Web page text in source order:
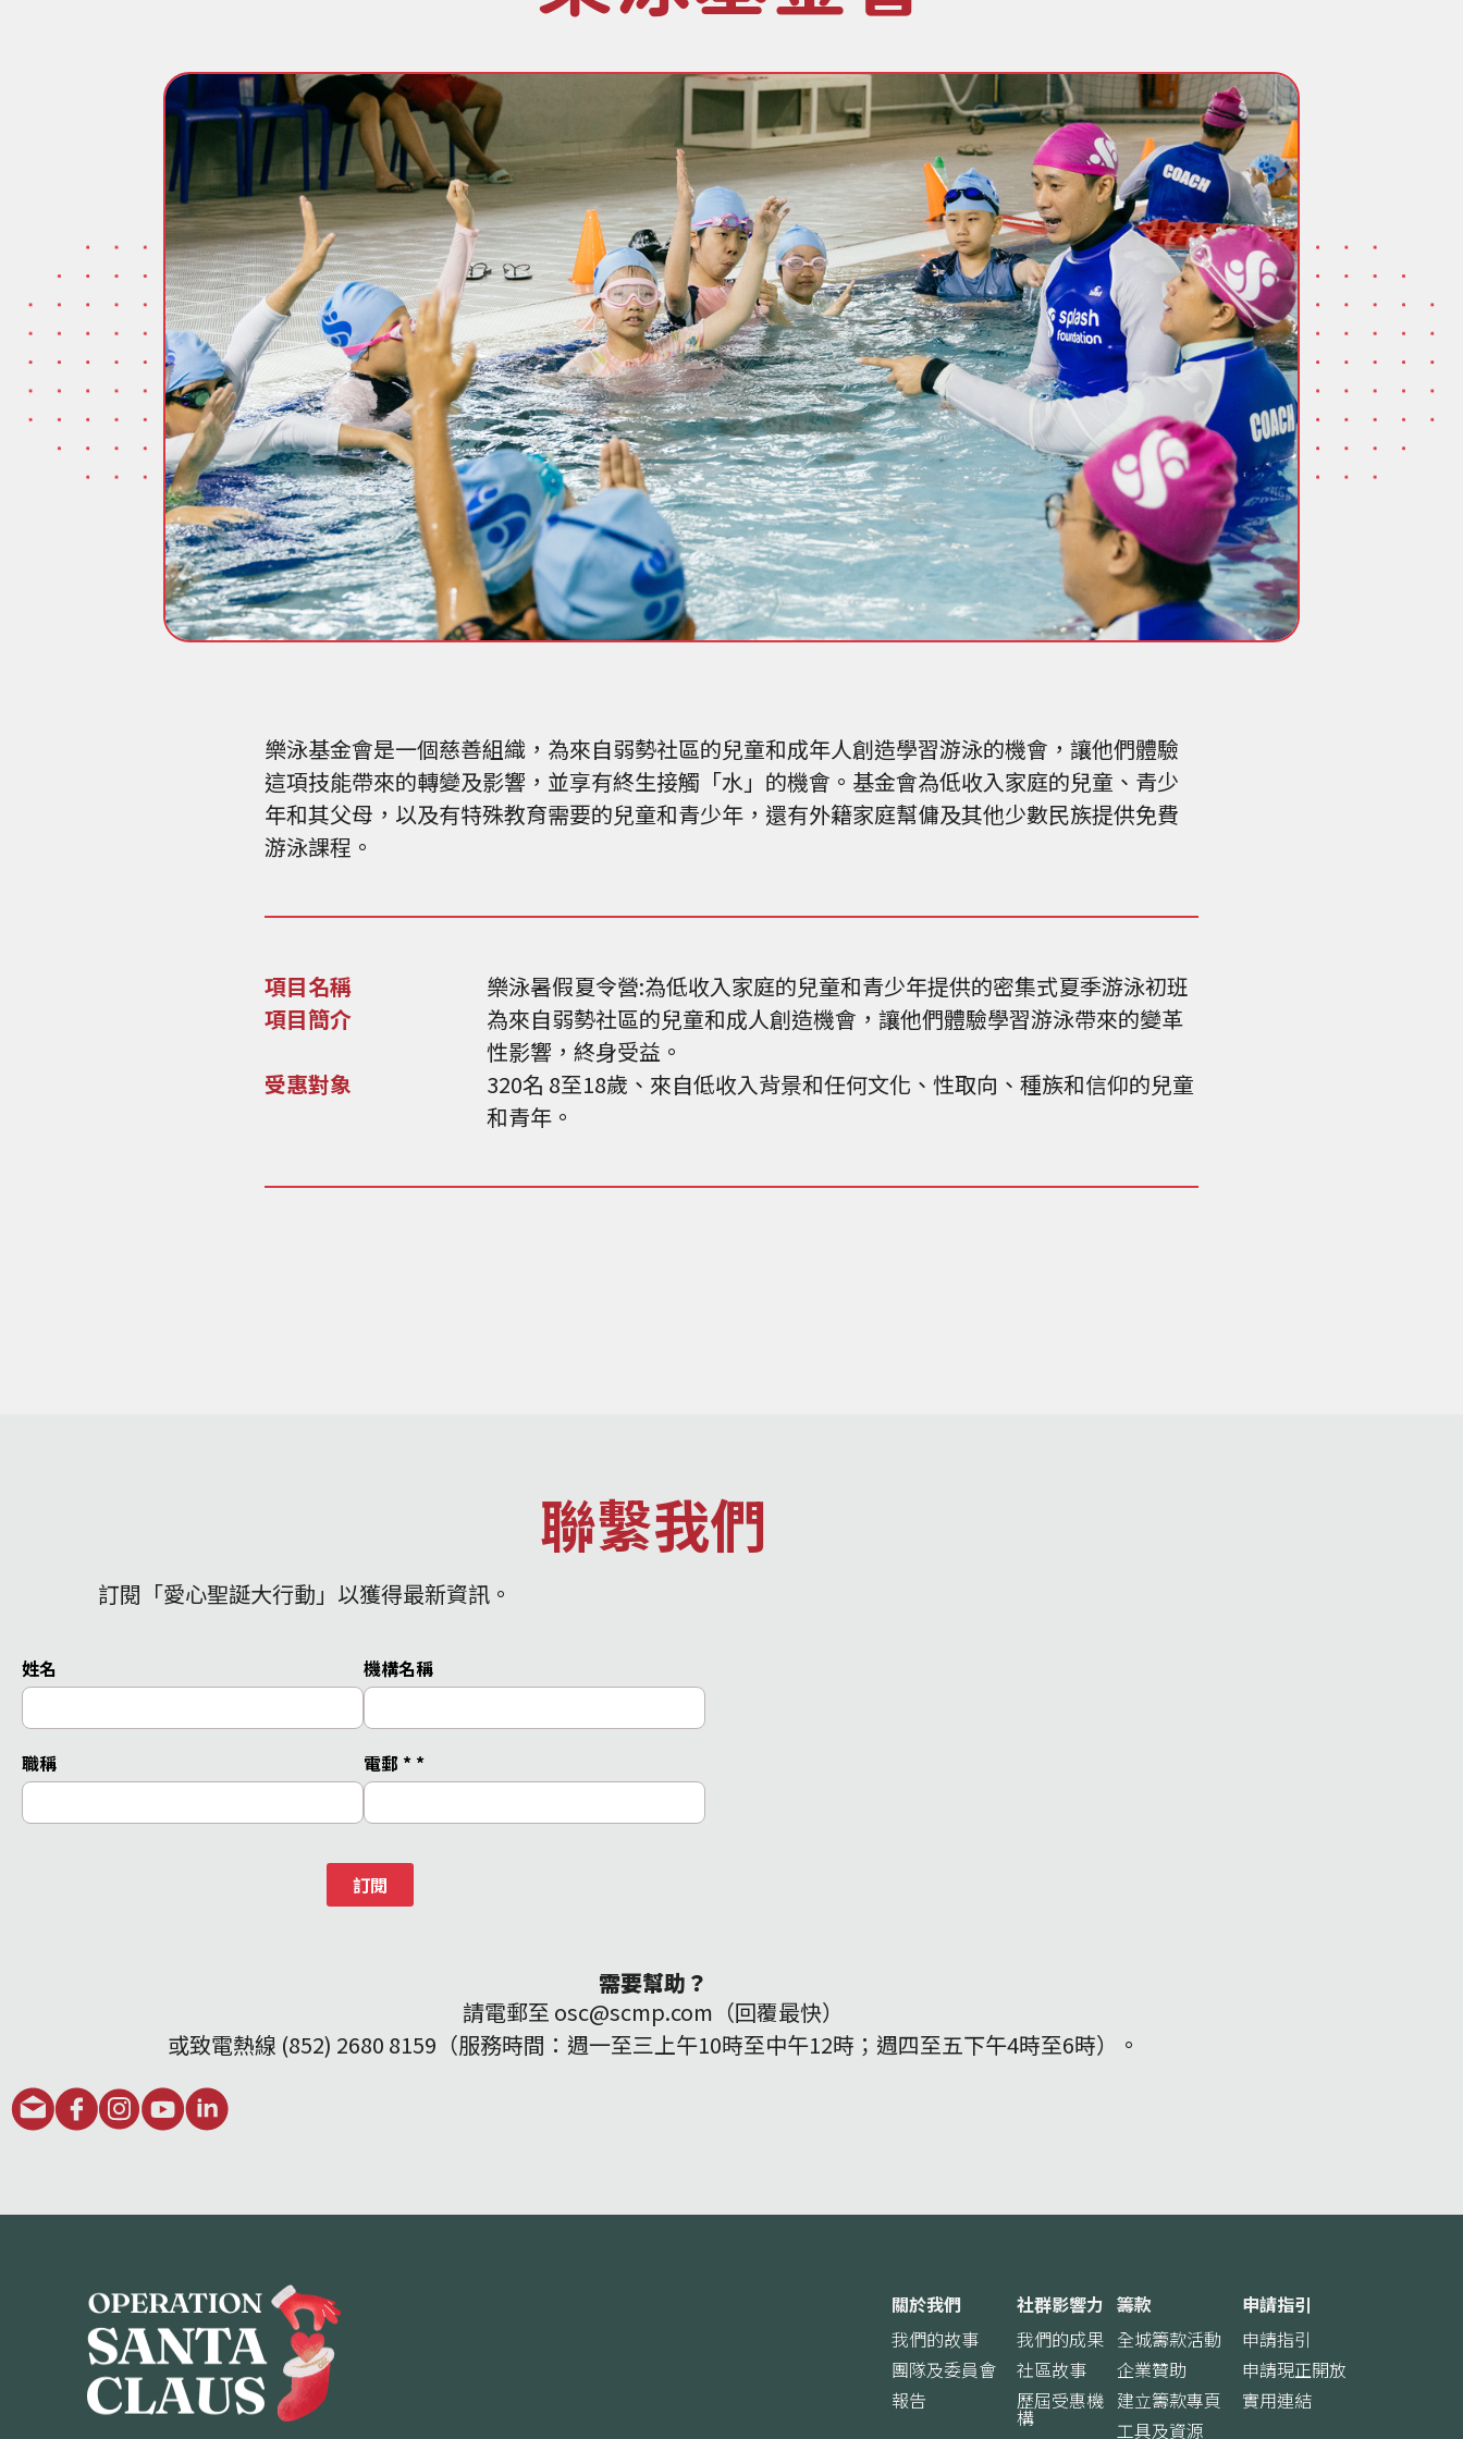
樂泳基金會是一個慈善組織，為來自弱勢社區的兒童和成年人創造學習游泳的機會，讓他們體驗
這項技能帶來的轉變及影響，並享有終生接觸「水」的機會。基金會為低收入家庭的兒童、青少
年和其父母，以及有特殊教育需要的兒童和青少年，還有外籍家庭幫傭及其他少數民族提供免費
游泳課程。
項目名稱
樂泳暑假夏令營:為低收入家庭的兒童和青少年提供的密集式夏季游泳初班
項目簡介
為來自弱勢社區的兒童和成人創造機會，讓他們體驗學習游泳帶來的變革
性影響，終身受益。
受惠對象
320名 8至18歲、來自低收入背景和任何文化、性取向、種族和信仰的兒童
和青年。
聯繫我們
訂閱「愛心聖誕大行動」以獲得最新資訊。
姓名 機構名稱
職稱 電郵 * *
訂閱
需要幫助？
請電郵至 osc@scmp.com（回覆最快）
或致電熱線 (852) 2680 8159（服務時間：週一至三上午10時至中午12時；週四至五下午4時至6時）。
關於我們
我們的故事
團隊及委員會
報告
社群影響力
我們的成果
社區故事
歷屆受惠機
構
籌款
全城籌款活動
企業贊助
建立籌款專頁
工具及資源
申請指引
申請指引
申請現正開放
實用連結